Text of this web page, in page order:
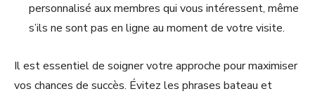
personnalisé aux membres qui vous intéressent, même
s’ils ne sont pas en ligne au moment de votre visite.
Il est essentiel de soigner votre approche pour maximiser
vos chances de succès. Évitez les phrases bateau et